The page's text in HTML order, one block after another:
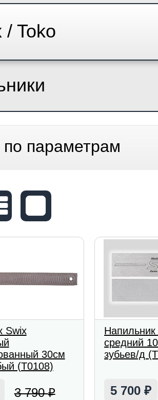
/ Toko
параметрам
Swix
30см
(T0108)
3 790₽
средний
зубьев/д
5 700₽